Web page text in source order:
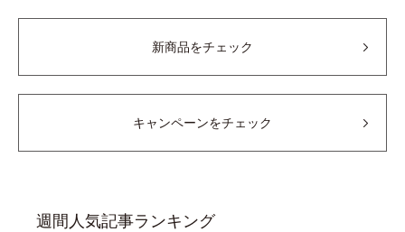
新商品をチェック
キャンペーンをチェック
週間人気記事ランキング